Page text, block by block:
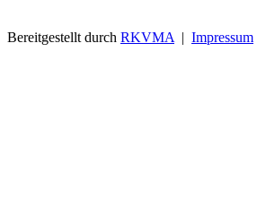
Bereitgestellt durch RKVMA| Impressum